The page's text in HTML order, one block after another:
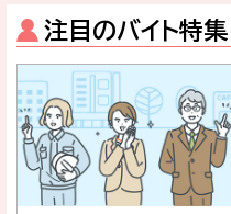
注目のバイト特集